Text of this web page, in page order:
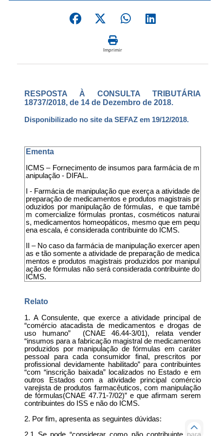
Imprimir
RESPOSTA À CONSULTA TRIBUTÁRIA
18737/2018, de 14 de Dezembro de 2018.
Disponibilizado no site da SEFAZ em 19/12/2018.
Ementa
ICMS – Fornecimento de insumos para farmácia de m
anipulação - DIFAL.
I - Farmácia de manipulação que exerça a atividade de
preparação de medicamentos e produtos magistrais pr
oduzidos por manipulação de fórmulas, e que també
m comercialize fórmulas prontas, cosméticos naturai
s, medicamentos homeopáticos, mesmo que em pequ
ena escala, é considerada contribuinte do ICMS.
II – No caso da farmácia de manipulação exercer apen
as e tão somente a atividade de preparação de medica
mentos e produtos magistrais produzidos por manipul
ação de fórmulas não será considerada contribuinte do
ICMS.
Relato
1. A Consulente, que exerce a atividade principal de
“comércio atacadista de medicamentos e drogas de
uso humano” (CNAE 46.44-3/01), relata vender
“insumos para a fabricação magistral de medicamentos
produzidos por manipulação de fórmulas em caráter
pessoal para cada consumidor final, prescritos por
profissional devidamente habilitado” para contribuintes
“com “inscrição baixada” localizados no Estado e em
outros Estados com a atividade principal comércio
varejista de produtos farmacêuticos, com manipulação
de fórmulas(CNAE 47.71-7/02)” e que afirmam serem
contribuintes do ISS e não do ICMS.
2. Por fim, apresenta as seguintes dúvidas: